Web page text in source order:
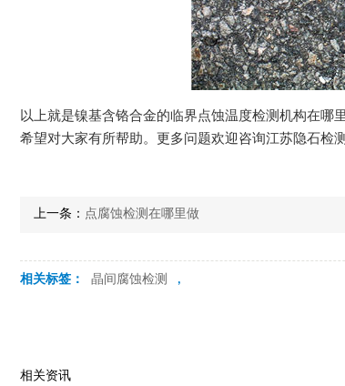
以上就是镍基含铬合金的临界点蚀温度检测机构在哪
希望对大家有所帮助。更多问题欢迎咨询江苏隐石检测
上一条： 点腐蚀检测在哪里做
相关标签： 晶间腐蚀检测 ,
相关资讯